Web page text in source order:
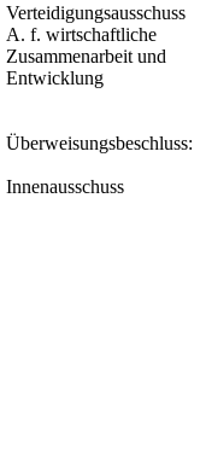
Verteidigungsausschuss
A. f. wirtschaftliche
Zusammenarbeit und
Entwicklung
Überweisungsbeschluss:
Innenausschuss